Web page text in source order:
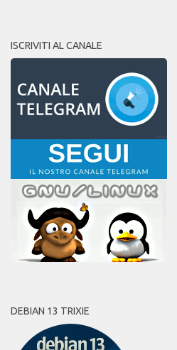
ISCRIVITI AL CANALE
DEBIAN 13 TRIXIE